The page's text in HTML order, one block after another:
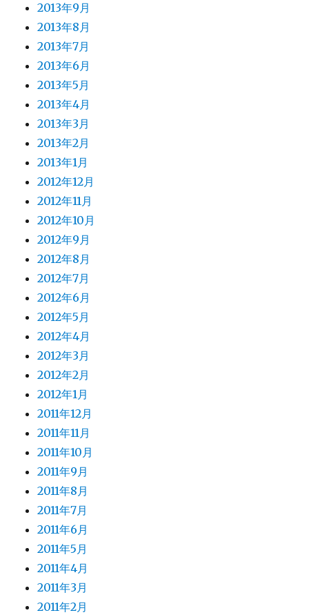
2013年9月
2013年8月
2013年7月
2013年6月
2013年5月
2013年4月
2013年3月
2013年2月
2013年1月
2012年12月
2012年11月
2012年10月
2012年9月
2012年8月
2012年7月
2012年6月
2012年5月
2012年4月
2012年3月
2012年2月
2012年1月
2011年12月
2011年11月
2011年10月
2011年9月
2011年8月
2011年7月
2011年6月
2011年5月
2011年4月
2011年3月
2011年2月